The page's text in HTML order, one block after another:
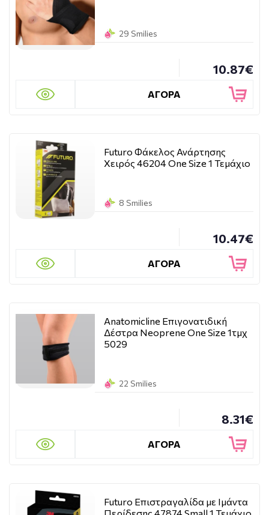
29 Smilies
10.87€
ΑΓΟΡΑ
Futuro Φάκελος Ανάρτησης
Χειρός 46204 One Size 1 Τεμάχιο
8 Smilies
10.47€
ΑΓΟΡΑ
Anatomicline Επιγονατιδική
Δέστρα Neoprene One Size 1τμχ
5029
22 Smilies
8.31€
ΑΓΟΡΑ
Futuro Επιστραγαλίδα με Ιμάντα